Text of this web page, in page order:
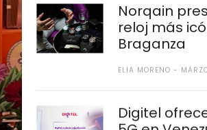
Norqain
reloj más
Braganza
ELIA MORENO
Digitel